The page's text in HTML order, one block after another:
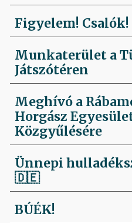
Figyelem! Csalók!
Munkaterület a
Játszótéren
Meghívó a
Horgász
Közgyűlésére
Ünnepi
🇩🇪
BÚÉK!